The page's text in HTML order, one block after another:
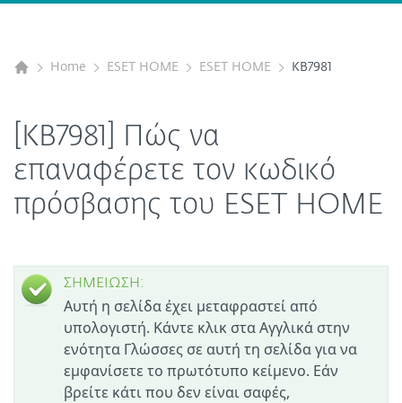
Home ESET HOME ESET HOME KB7981
[KB7981] Πώς να
επαναφέρετε τον κωδικό
πρόσβασης του ESET HOME
ΣΗΜΕΙΩΣΗ:
Αυτή η σελίδα έχει μεταφραστεί από
υπολογιστή. Κάντε κλικ στα Αγγλικά στην
ενότητα Γλώσσες σε αυτή τη σελίδα για να
εμφανίσετε το πρωτότυπο κείμενο. Εάν
βρείτε κάτι που δεν είναι σαφές,